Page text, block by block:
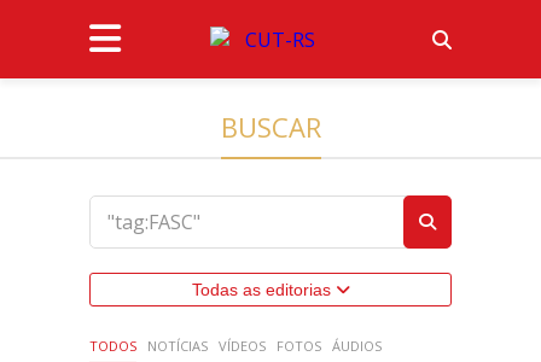
BUSCAR
Todas as editorias
TODOS NOTÍCIAS VÍDEOS FOTOS ÁUDIOS